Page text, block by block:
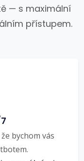
— s maximální
přístupem.
bychom vás